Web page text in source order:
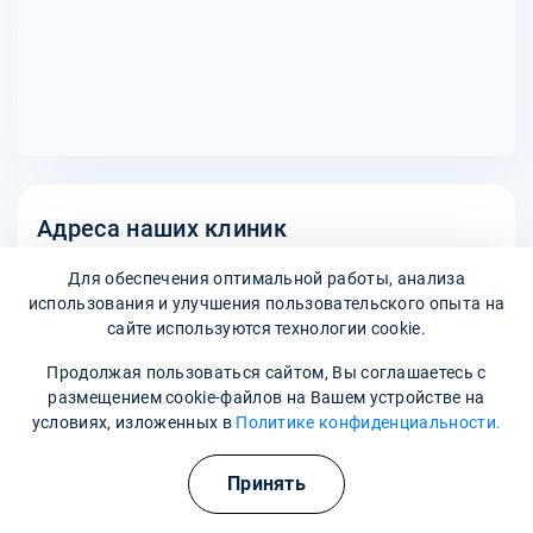
Адреса наших клиник
Венская улица, 4к2
Наши контакты
8 800 302-36-47
kudrovo@narkopremium.ru
Для обеспечения оптимальной работы, анализа
использования и улучшения пользовательского опыта на
сайте используются технологии cookie.
Продолжая пользоваться сайтом, Вы соглашаетесь с
размещением cookie-файлов на Вашем устройстве на
условиях, изложенных в Политике конфиденциальности.
Принять